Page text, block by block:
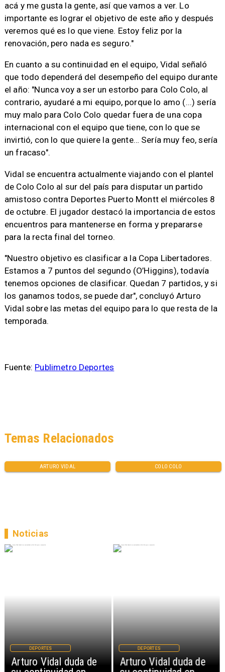
acá y me gusta la gente, así que vamos a ver. Lo
importante es lograr el objetivo de este año y después
veremos qué es lo que viene. Estoy feliz por la
renovación, pero nada es seguro."
En cuanto a su continuidad en el equipo, Vidal señaló
que todo dependerá del desempeño del equipo durante
el año: "Nunca voy a ser un estorbo para Colo Colo, al
contrario, ayudaré a mi equipo, porque lo amo (...) sería
muy malo para Colo Colo quedar fuera de una copa
internacional con el equipo que tiene, con lo que se
invirtió, con lo que quiere la gente… Sería muy feo, sería
un fracaso".
Vidal se encuentra actualmente viajando con el plantel
de Colo Colo al sur del país para disputar un partido
amistoso contra Deportes Puerto Montt el miércoles 8
de octubre. El jugador destacó la importancia de estos
encuentros para mantenerse en forma y prepararse
para la recta final del torneo.
"Nuestro objetivo es clasificar a la Copa Libertadores.
Estamos a 7 puntos del segundo (O’Higgins), todavía
tenemos opciones de clasificar. Quedan 7 partidos, y si
los ganamos todos, se puede dar", concluyó Arturo
Vidal sobre las metas del equipo para lo que resta de la
temporada.
Fuente: Publimetro Deportes
ARTURO VIDAL COLO COLO
Temas Relacionados
Arturo Vidal duda de
DEPORTES
Arturo Vidal duda de
DEPORTES
Noticias